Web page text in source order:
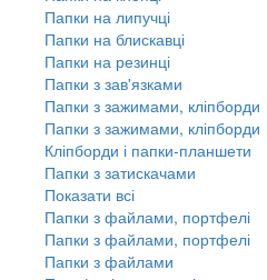
Папки на липучці
Папки на блискавці
Папки на резинці
Папки з зав'язками
Папки з зажимами, кліпборди
Папки з зажимами, кліпборди
Кліпборди і папки-планшети
Папки з затискачами
Показати всі
Папки з файлами, портфелі
Папки з файлами, портфелі
Папки з файлами